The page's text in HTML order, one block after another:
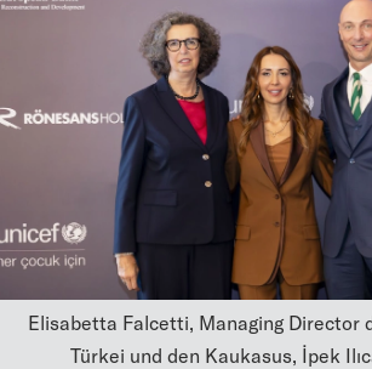
Elisabetta Falcetti, Managing Director
Türkei und den Kaukasus, İpek